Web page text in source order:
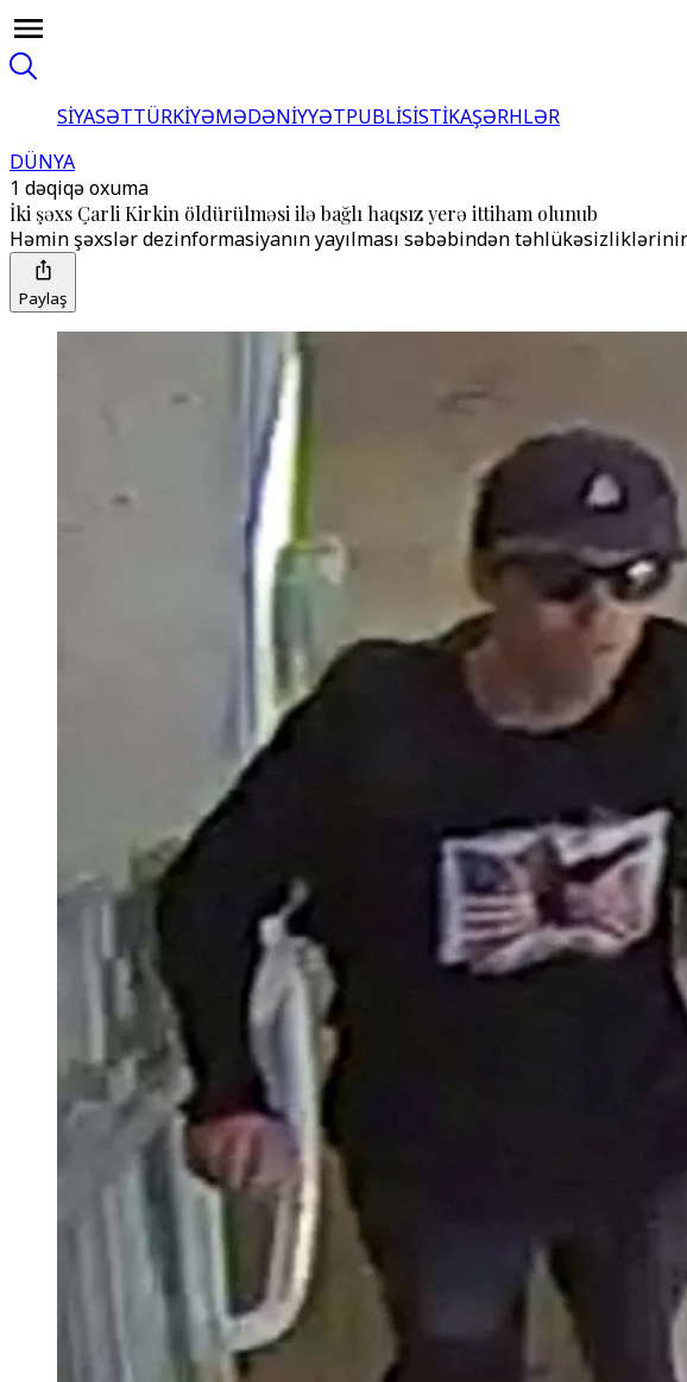
SİYASƏTTÜRKİYƏMƏDƏNİYYƏTPUBLİSİSTİKAŞƏRHLƏR
DÜNYA
1 dəqiqə oxuma
İki şəxs Çarli Kirkin öldürülməsi ilə bağlı haqsız yerə ittiham olunub
Həmin şəxslər dezinformasiyanın yayılması səbəbindən
Paylaş